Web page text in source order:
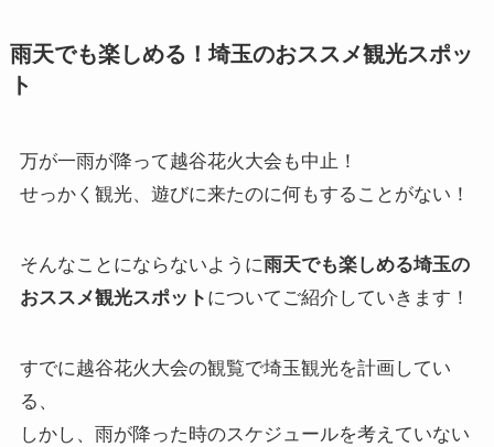
雨天でも楽しめる！埼玉のおススメ観光スポッ
ト
万が一雨が降って越谷花火大会も中止！
せっかく観光、遊びに来たのに何もすることがない！
そんなことにならないように雨天でも楽しめる埼玉の
おススメ観光スポット についてご紹介していきます！
すでに越谷花火大会の観覧で埼玉観光を計画してい
る、
しかし、雨が降った時のスケジュールを考えていない